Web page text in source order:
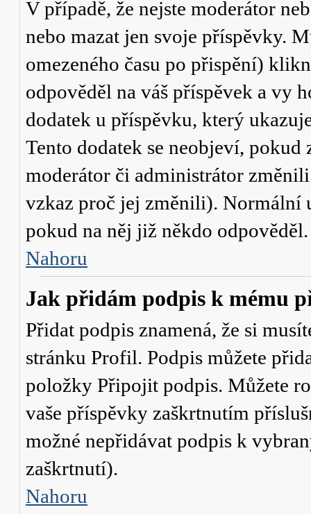
V případě, že nejste moderátor
nebo mazat jen svoje příspěvky.
omezeného času po přispění)
odpověděl na váš příspěvek a vy
dodatek u příspěvku, který
Tento dodatek se neobjeví,
moderátor či administrátor
vzkaz proč jej změnili). Normální
pokud na něj již někdo odpověděl.
Nahoru
Jak přidám podpis k mému
Přidat podpis znamená, že si
stránku Profil. Podpis můžete
položky Připojit podpis. Můžete
vaše příspěvky zaškrtnutím
možné nepřidávat podpis k
zaškrtnutí).
Nahoru